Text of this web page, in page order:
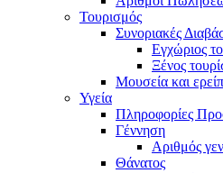
Τουρισμός
Συνοριακές
Εγχώριος
Ξένος
Μουσεία και
Υγεία
Πληροφορίες
Γέννηση
Αριθμός
Θάνατος